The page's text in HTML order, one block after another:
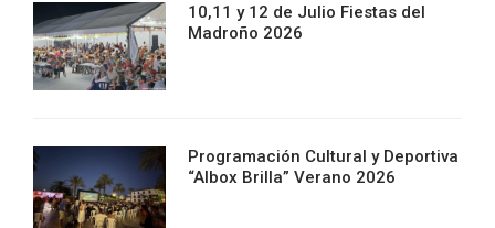
10,11 y 12 de Julio Fiestas del
Madroño 2026
Programación Cultural y Deportiva
“Albox Brilla” Verano 2026